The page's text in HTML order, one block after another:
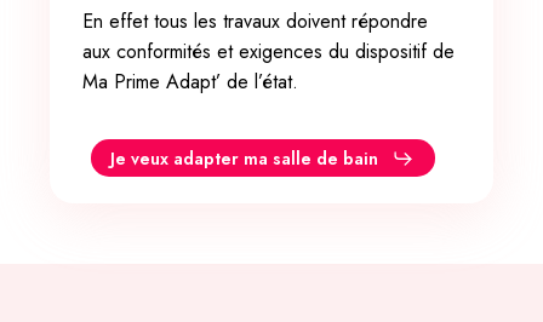
En effet tous les travaux doivent répondre
aux conformités et exigences du dispositif de
Ma Prime Adapt’ de l’état.
Je veux adapter ma salle de bain